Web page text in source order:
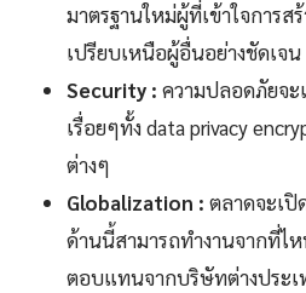
มาตรฐานใหม่ผู้ที่เข้าใจการ
เปรียบเหนือผู้อื่นอย่างชัดเจน
Security : ความปลอดภัยจ
เรื่อยๆทั้ง data privacy
ต่างๆ
Globalization : ตลาดจะเ
ด้านนี้สามารถทำงานจากที่ไ
ตอบแทนจากบริษัทต่างประเ